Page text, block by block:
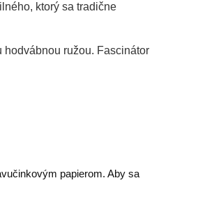
ktorý sa tradične
hodvábnou ružou. Fascinátor
papierom. Aby sa